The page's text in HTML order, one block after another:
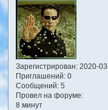
Зарегистрирован: 2020-
Приглашений:0
Сообщений:5
Провел на форуме:
8 минут